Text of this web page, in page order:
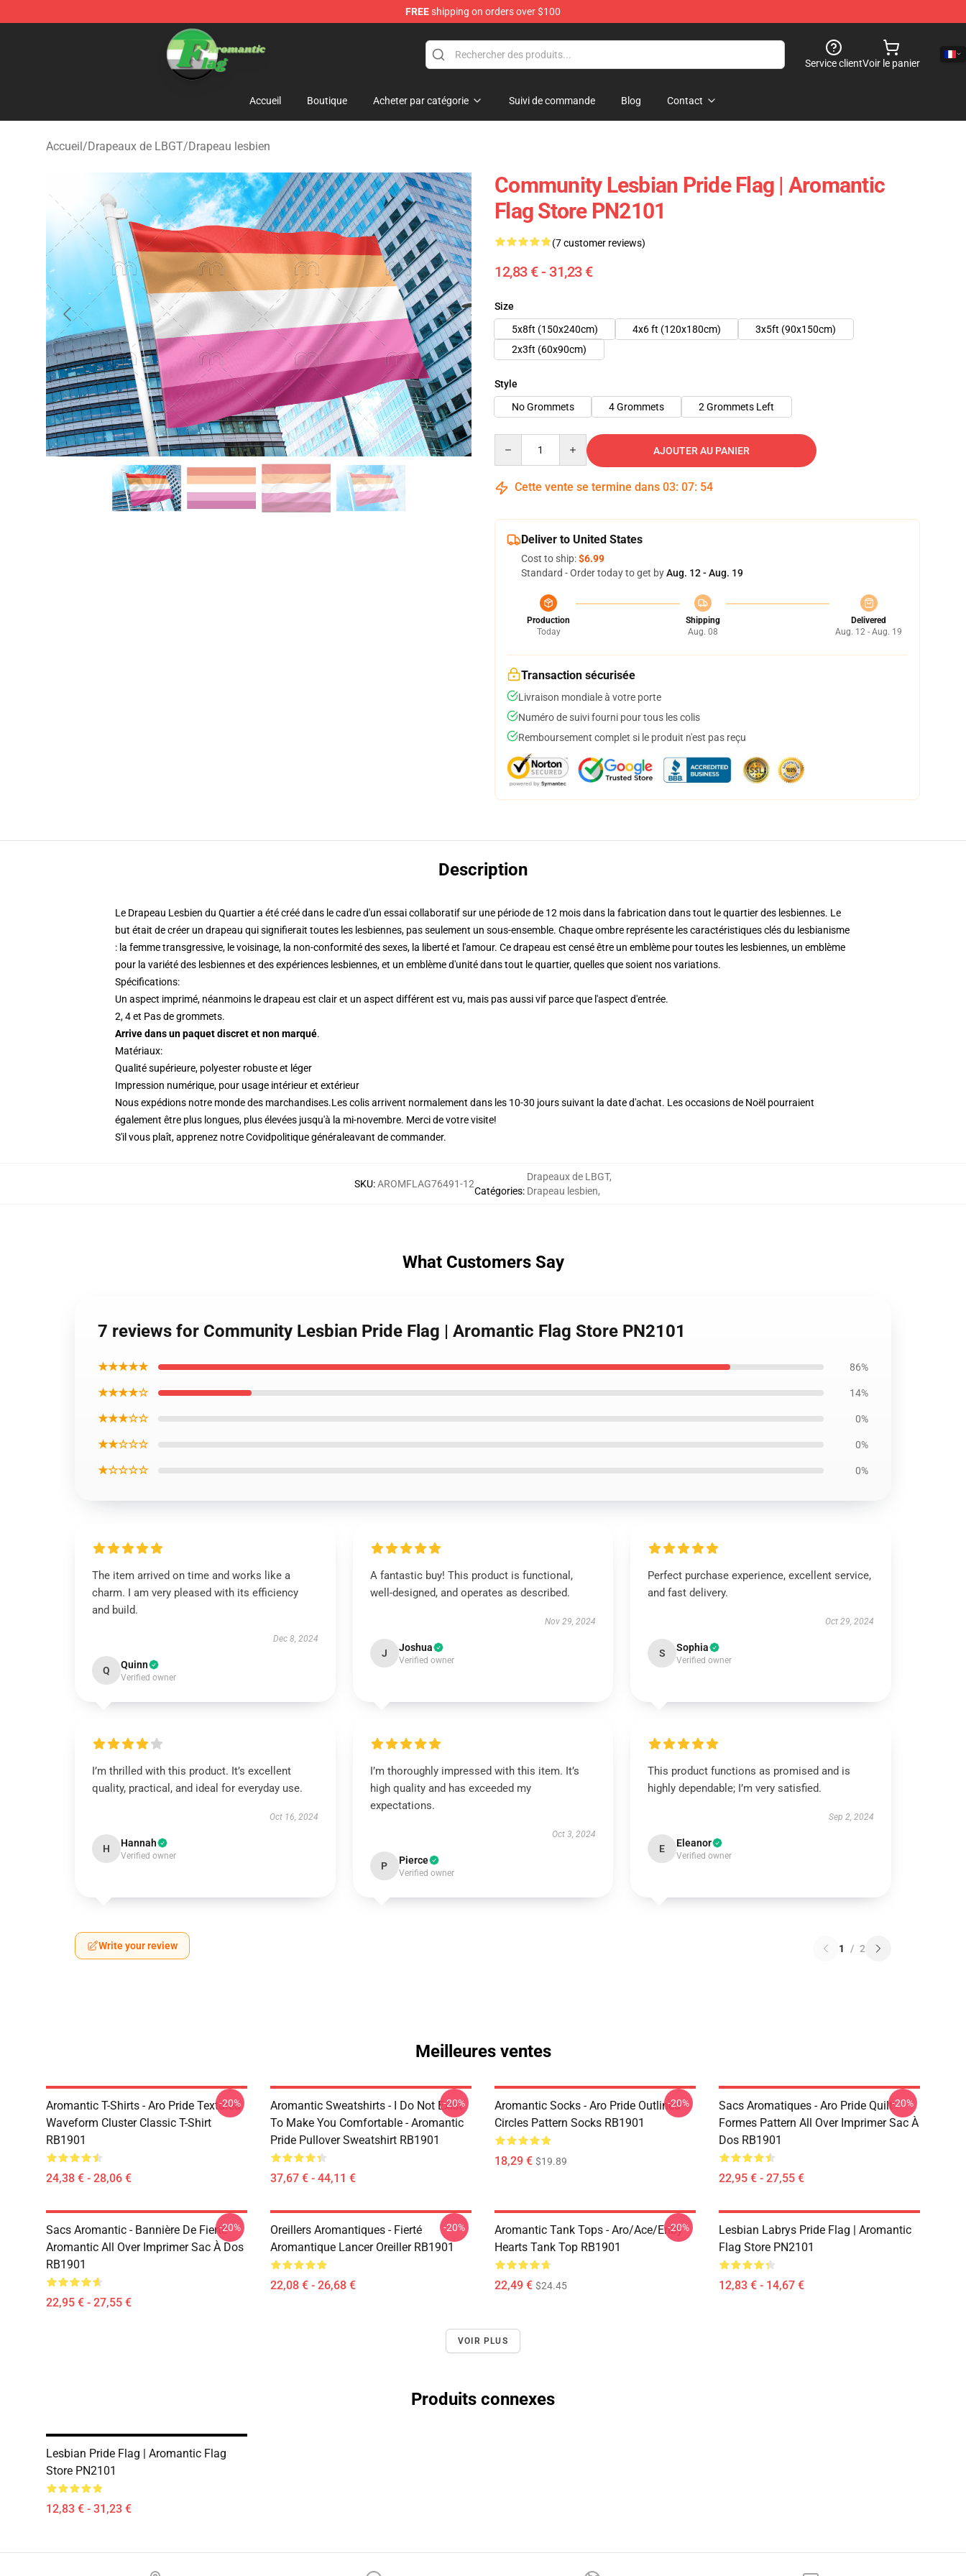
FREEshipping on orders over $100
Aromantic Flag Shop - The Best Store of Aromantic Flag
Service clientVoir le panier
Accueil Boutique Acheter par catégorie Suivi de commande Blog Contact
Accueil/Drapeaux de LBGT/Drapeau lesbien
Community Lesbian Pride Flag | Aromantic
Flag Store PN2101
(7 customer reviews)
12,83 € - 31,23 €
Size
5x8ft (150x240cm)
4x6 ft (120x180cm)
3x5ft (90x150cm)
2x3ft (60x90cm)
Style
No Grommets
4 Grommets 2 Grommets Left
AJOUTER AU PANIER
Cette vente se termine dans 03: 07: 53
Deliver to United States
Cost to ship:$6.99
Standard - Order today to get byAug. 12 - Aug. 19
Production
Today
Shipping
Aug. 08
Delivered
Aug. 12 - Aug. 19
Transaction sécurisée
Livraison mondiale à votre porte
Numéro de suivi fourni pour tous les colis
Remboursement complet si le produit n'est pas reçu
Description
Le Drapeau Lesbien du Quartier a été créé dans le cadre d'un essai collaboratif sur une période de 12 mois dans la fabrication dans tout le quartier des lesbiennes. Le
but était de créer un drapeau qui signifierait toutes les lesbiennes, pas seulement un sous-ensemble. Chaque ombre représente les caractéristiques clés du lesbianisme
: la femme transgressive, le voisinage, la non-conformité des sexes, la liberté et l'amour. Ce drapeau est censé être un emblème pour toutes les lesbiennes, un emblème
pour la variété des lesbiennes et des expériences lesbiennes, et un emblème d'unité dans tout le quartier, quelles que soient nos variations.
Spécifications:
Un aspect imprimé, néanmoins le drapeau est clair et un aspect différent est vu, mais pas aussi vif parce que l'aspect d'entrée.
2, 4 et Pas de grommets.
Arrive dans un paquet discret et non marqué.
Matériaux:
Qualité supérieure, polyester robuste et léger
Impression numérique, pour usage intérieur et extérieur
Nous expédions notre monde des marchandises.Les colis arrivent normalement dans les 10-30 jours suivant la date d'achat. Les occasions de Noël pourraient
également être plus longues, plus élevées jusqu'à la mi-novembre. Merci de votre visite!
S'il vous plaît, apprenez notre Covidpolitique généraleavant de commander.
SKU:AROMFLAG76491-12
Catégories:
Drapeaux de LBGT,
Drapeau lesbien,
What Customers Say
7 reviews for Community Lesbian Pride Flag | Aromantic Flag Store PN2101
★★★★★ 86%
★★★★☆ 14%
★★★☆☆ 0%
★★☆☆☆ 0%
★☆☆☆☆ 0%
The item arrived on time and works like a
charm. I am very pleased with its efficiency
and build.
Dec 8, 2024
Q Quinn
Verified owner
A fantastic buy! This product is functional,
well-designed, and operates as described.
Nov 29, 2024
J Joshua
Verified owner
Perfect purchase experience, excellent service,
and fast delivery.
Oct 29, 2024
S Sophia
Verified owner
I’m thrilled with this product. It’s excellent
quality, practical, and ideal for everyday use.
Oct 16, 2024
H Hannah
Verified owner
I’m thoroughly impressed with this item. It’s
high quality and has exceeded my
expectations.
Oct 3, 2024
P Pierce
Verified owner
This product functions as promised and is
highly dependable; I’m very satisfied.
Sep 2, 2024
E Eleanor
Verified owner
Write your review 1 / 2
Meilleures ventes
Aromantic T-Shirts - Aro Pride Textured
Waveform Cluster Classic T-Shirt
RB1901
24,38 € - 28,06 €
-20%
Aromantic Sweatshirts - I Do Not Exist
To Make You Comfortable - Aromantic
Pride Pullover Sweatshirt RB1901
37,67 € - 44,11 €
-20%
Aromantic Socks - Aro Pride Outlined
Circles Pattern Socks RB1901
18,29 € $19.89
-20%
Sacs Aromatiques - Aro Pride Quilt
Formes Pattern All Over Imprimer Sac À
Dos RB1901
22,95 € - 27,55 €
-20%
Sacs Aromantic - Bannière De Fierté
Aromantic All Over Imprimer Sac À Dos
RB1901
22,95 € - 27,55 €
-20%
Oreillers Aromantiques - Fierté
Aromantique Lancer Oreiller RB1901
22,08 € - 26,68 €
-20%
Aromantic Tank Tops - Aro/ace/enby
Hearts Tank Top RB1901
22,49 € $24.45
-20%
Lesbian Labrys Pride Flag | Aromantic
Flag Store PN2101
12,83 € - 14,67 €
VOIR PLUS
Produits connexes
Lesbian Pride Flag | Aromantic Flag
Store PN2101
12,83 € - 31,23 €